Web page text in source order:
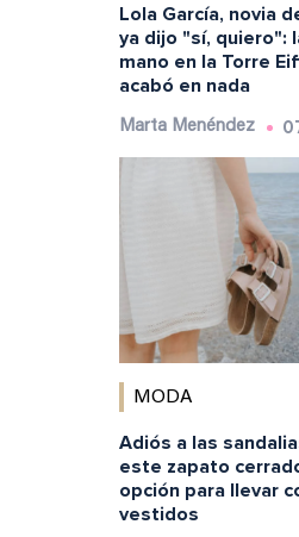
Lola García, novia
ya dijo "sí, quiero":
mano en la Torre
acabó en nada
Marta Menéndez
MODA
Adiós a las
este zapato
opción para llevar
vestidos